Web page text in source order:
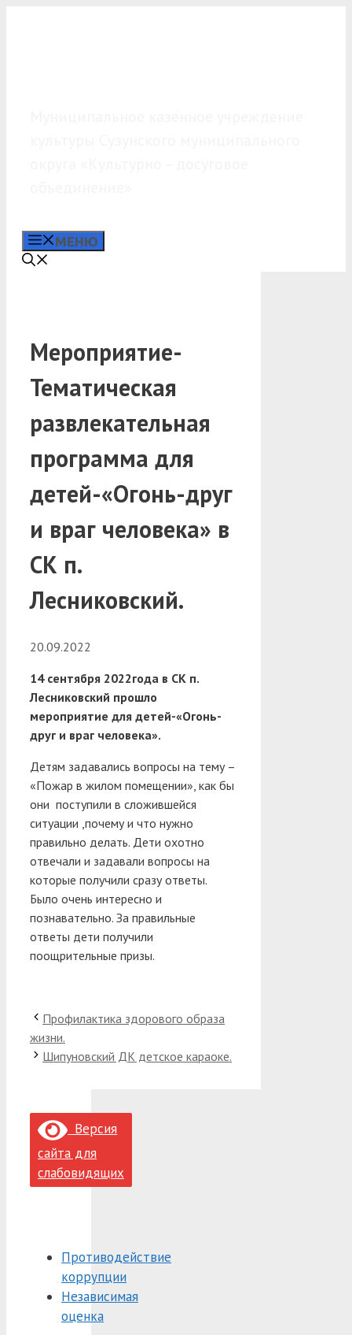
МЕНЮ
Мероприятие-
Тематическая
развлекательная
программа для
детей-«Огонь-друг
и враг человека» в
СК п.
Лесниковский.
20.09.2022
14 сентября 2022года в СК п.
Лесниковский прошло
мероприятие для детей-«Огонь-
друг и враг человека».
Детям задавались вопросы на тему –
«Пожар в жилом помещении», как бы
они поступили в сложившейся
ситуации ,почему и что нужно
правильно делать. Дети охотно
отвечали и задавали вопросы на
которые получили сразу ответы.
Было очень интересно и
познавательно. За правильные
ответы дети получили
поощрительные призы.
Профилактика здорового образа
жизни.
Шипуновский ДК детское караоке.
Версия
сайта для
слабовидящих
Противодействие
коррупции
Независимая
оценка